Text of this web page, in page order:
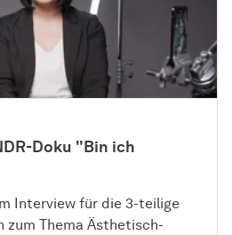
Doku "Bin ich
Interview für die 3-teilige
zum Thema Ästhetisch-